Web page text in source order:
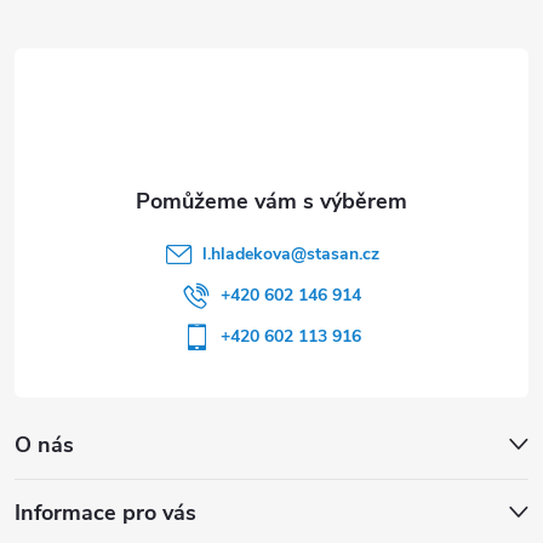
O nás
Informace pro vás
l.hladekova@stasan.cz
+420 602 146 914
+420 602 113 916